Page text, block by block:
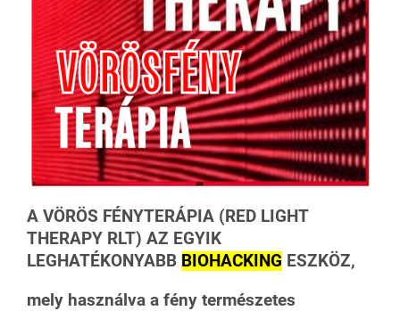
A VÖRÖS FÉNYTERÁPIA (RED LIGHT
THERAPY RLT) AZ EGYIK
LEGHATÉKONYABB BIOHACKING ESZKÖZ,
mely használva a fény természetes